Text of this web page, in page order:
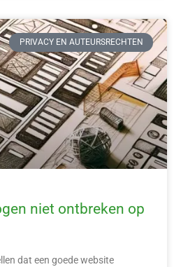
PRIVACY EN AUTEURSRECHTEN
niet ontbreken op
dat een goede website